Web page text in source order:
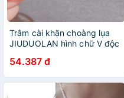
Trâm cài khăn choàng lụa
JIUDUOLAN hình chữ V độc
năng
54.387 đ